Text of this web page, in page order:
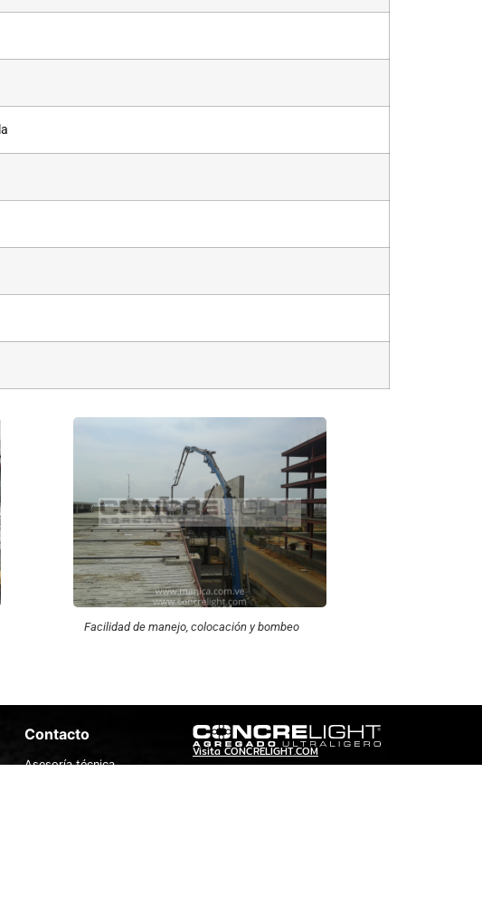
Facilidad de manejo, colocación y bombeo
Contacto
Asesoría técnica
Visita CONCRELIGHT.COM